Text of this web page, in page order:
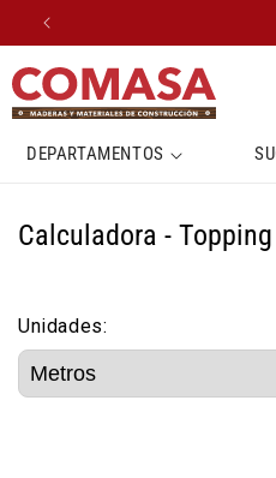
DIRECTAMENTE
AL CONTENIDO
DEPARTAMENTOS
Calculadora - Topping
Unidades: